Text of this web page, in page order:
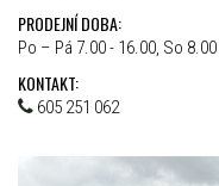
PRODEJNÍ DOBA:
Po – Pá 7.00 - 16.00, So
KONTAKT:
605 251 062